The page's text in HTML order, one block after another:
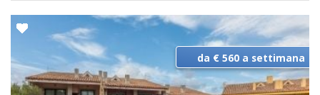
da € 560 a settimana